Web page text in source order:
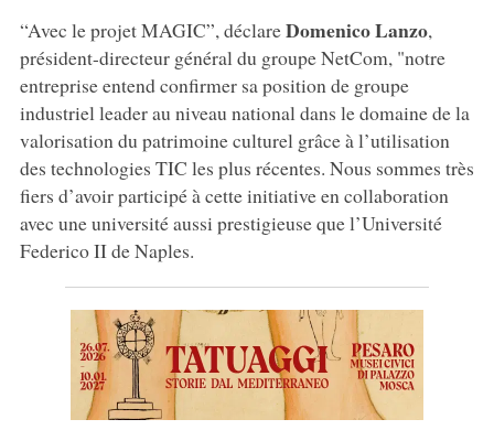
“Avec le projet MAGIC”, déclareDomenico Lanzo,
président-directeur général du groupe NetCom, "notre
entreprise entend confirmer sa position de groupe
industriel leader au niveau national dans le domaine de la
valorisation du patrimoine culturel grâce à l’utilisation
des technologies TIC les plus récentes. Nous sommes très
fiers d’avoir participé à cette initiative en collaboration
avec une université aussi prestigieuse que l’Université
Federico II de Naples.